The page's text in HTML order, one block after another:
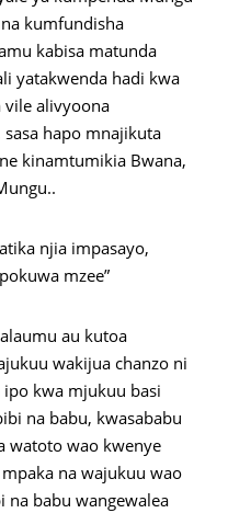
kumfundisha
kabisa matunda
yatakwenda hadi kwa
vile alivyoona
hapo mnajikuta
kinamtumikia Bwana,
njia impasayo,
mzee”
au kutoa
wakijua chanzo ni
kwa mjukuu basi
na babu, kwasababu
watoto wao kwenye
na wajukuu wao
na babu wangewalea